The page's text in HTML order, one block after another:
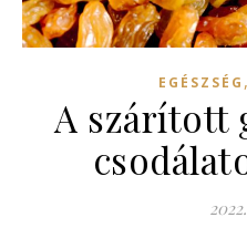
EGÉSZSÉG ,
A szárított